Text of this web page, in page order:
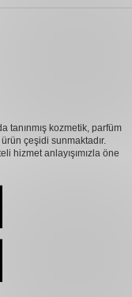
tanınmış kozmetik, parfüm
çeşidi sunmaktadır.
hizmet anlayışımızla öne